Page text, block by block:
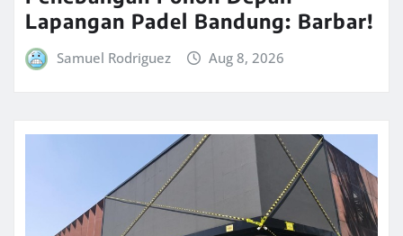
Lapangan Padel Bandung: Barbar!
Samuel Rodriguez Aug 8, 2026